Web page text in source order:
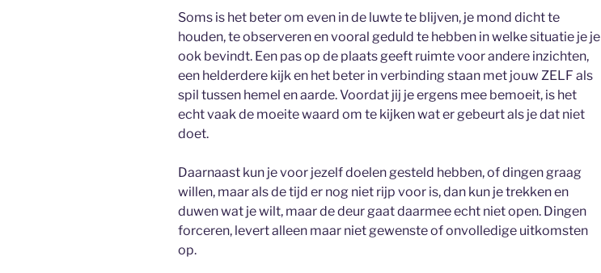
Soms is het beter om even in de luwte te blijven, je mond dicht te
houden, te observeren en vooral geduld te hebben in welke situatie je je
ook bevindt. Een pas op de plaats geeft ruimte voor andere inzichten,
een helderdere kijk en het beter in verbinding staan met jouw ZELF als
spil tussen hemel en aarde. Voordat jij je ergens mee bemoeit, is het
echt vaak de moeite waard om te kijken wat er gebeurt als je dat niet
doet.
Daarnaast kun je voor jezelf doelen gesteld hebben, of dingen graag
willen, maar als de tijd er nog niet rijp voor is, dan kun je trekken en
duwen wat je wilt, maar de deur gaat daarmee echt niet open. Dingen
forceren, levert alleen maar niet gewenste of onvolledige uitkomsten
op.